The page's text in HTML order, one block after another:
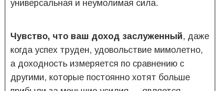
универсальная и неумолимая сила.
Чувство, что ваш доход заслуженный, даже
когда успех труден, удовольствие мимолетно,
а доходность измеряется по сравнению с
другими, которые постоянно хотят больше